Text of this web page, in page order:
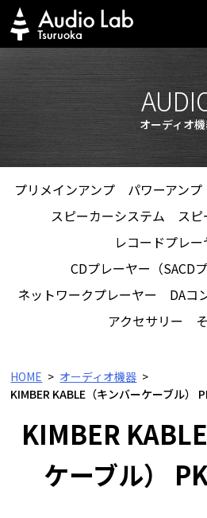
Skip
to
content
オーディオ
プリメインアンプ パワーアンプ
スピーカーシステム
スピ
レコードプレー
CDプレーヤー（SACD
ネットワークプレーヤー
DAコ
アクセサリー
HOME
オーディオ機器
KIMBER KABLE（キンバーケーブル）
KIMBER
ケーブル）